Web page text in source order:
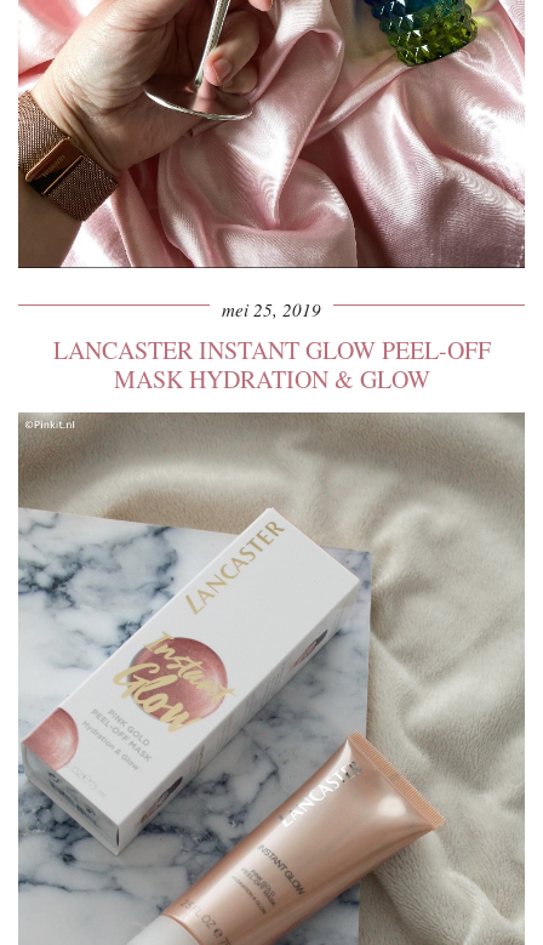
mei 25, 2019
LANCASTER INSTANT GLOW PEEL-OFF
MASK HYDRATION & GLOW